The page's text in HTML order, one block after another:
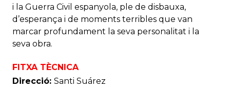
i la Guerra Civil espanyola, ple de disbauxa,
d’esperança i de moments terribles que van
marcar profundament la seva personalitat i la
seva obra.
FITXA TÈCNICA
Direcció: Santi Suárez